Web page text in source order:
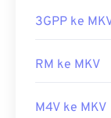
3GPP ke
RM ke MKV
M4V ke MKV